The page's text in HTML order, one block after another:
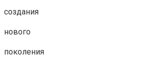
создания
нового
поколения